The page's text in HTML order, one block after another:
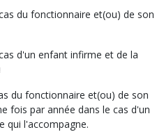
du fonctionnaire et(ou) de son
d'un enfant infirme et de la
du fonctionnaire et(ou) de son
fois par année dans le cas d'un
qui l'accompagne.